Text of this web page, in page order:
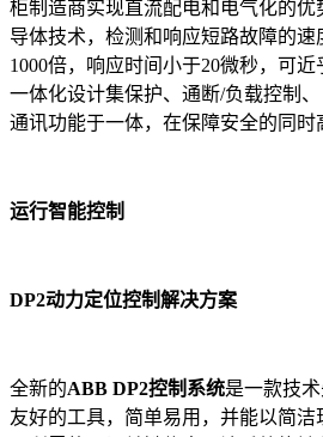
柜制造商实现直流配电和电气化的
导体技术，检测和响应短路故障的
1000倍，响应时间小于20微秒，可
一体化设计集保护、通断/负载控制
通讯功能于一体，在保障安全的同时
运行智能控制
DP2动力定位控制解决方案
全新的ABB DP2控制系统是一款技
友好的工具，简单易用，并能以简